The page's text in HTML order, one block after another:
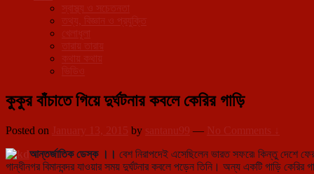
স্বাস্থ্য ও সচেতনতা
তথ্য, বিজ্ঞান ও প্রযুক্তি
খেলাধূলা
তারায় তারায়
কথায় কথায়
কুকুর বাঁচাতে গিয়ে দুর্ঘটনার কবলে কেরির গাড়ি
Posted on January 13, 2015 by santanu99 — No Comments ↓
আন্তর্জাতিক ডেস্ক ।। বেশ নিরাপদেই এসেছিলেন ভারত সফরে৷ কিন্তু দেশে
গান্ধীনগর বিমানবন্দর যাওয়ার সময় দুর্ঘটনার কবলে পড়েন তিনি। অন্য একটি গাড়ি কেরির